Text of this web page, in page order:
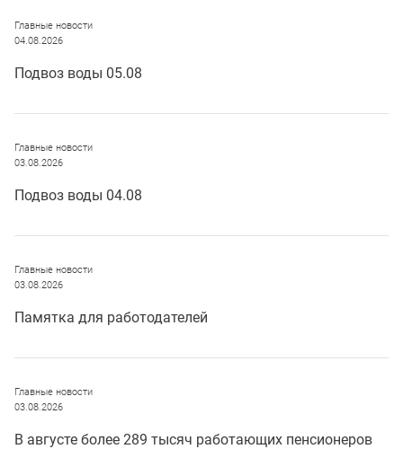
Главные новости
04.08.2026
Подвоз воды 05.08
Главные новости
03.08.2026
Подвоз воды 04.08
Главные новости
03.08.2026
Памятка для работодателей
Главные новости
03.08.2026
В августе более 289 тысяч работающих пенсионеров